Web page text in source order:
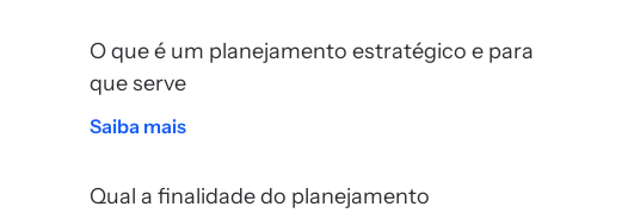
O que é um planejamento estratégico e para
que serve
Saiba mais
Qual a finalidade do planejamento